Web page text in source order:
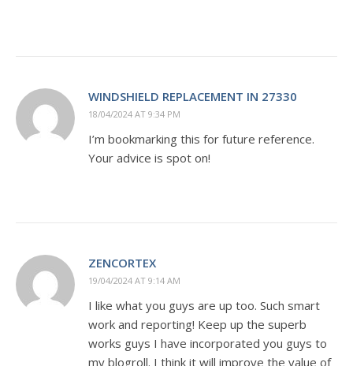
WINDSHIELD REPLACEMENT IN 27330
18/04/2024 AT 9:34 PM
I’m bookmarking this for future reference.
Your advice is spot on!
ZENCORTEX
19/04/2024 AT 9:14 AM
I like what you guys are up too. Such smart
work and reporting! Keep up the superb
works guys I have incorporated you guys to
my blogroll. I think it will improve the value of